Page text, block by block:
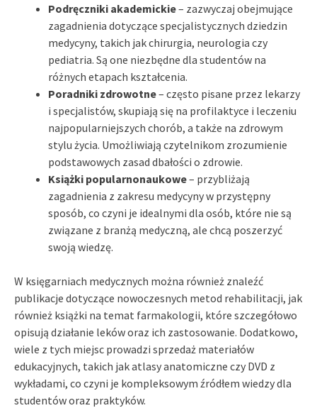
Podręczniki akademickie– zazwyczaj obejmujące
zagadnienia dotyczące specjalistycznych dziedzin
medycyny, takich jak chirurgia, neurologia czy
pediatria. Są one niezbędne dla studentów na
różnych etapach kształcenia.
Poradniki zdrowotne– często pisane przez lekarzy
i specjalistów, skupiają się na profilaktyce i leczeniu
najpopularniejszych chorób, a także na zdrowym
stylu życia. Umożliwiają czytelnikom zrozumienie
podstawowych zasad dbałości o zdrowie.
Książki popularnonaukowe– przybliżają
zagadnienia z zakresu medycyny w przystępny
sposób, co czyni je idealnymi dla osób, które nie są
związane z branżą medyczną, ale chcą poszerzyć
swoją wiedzę.
W księgarniach medycznych można również znaleźć
publikacje dotyczące nowoczesnych metod rehabilitacji, jak
również książki na temat farmakologii, które szczegółowo
opisują działanie leków oraz ich zastosowanie. Dodatkowo,
wiele z tych miejsc prowadzi sprzedaż materiałów
edukacyjnych, takich jak atlasy anatomiczne czy DVD z
wykładami, co czyni je kompleksowym źródłem wiedzy dla
studentów oraz praktyków.